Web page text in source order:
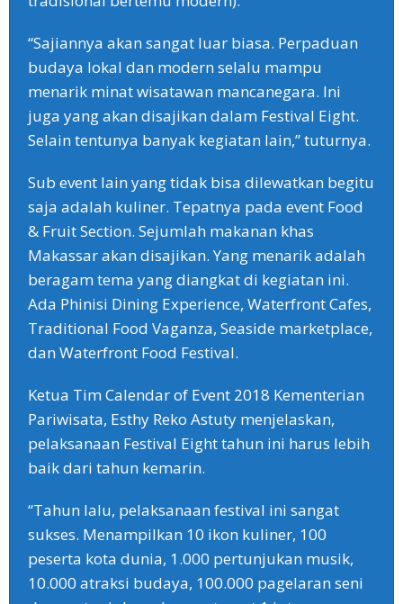
“Sajiannya akan sangat luar biasa. Perpaduan
budaya lokal dan modern selalu mampu
menarik minat wisatawan mancanegara. Ini
juga yang akan disajikan dalam Festival Eight.
Selain tentunya banyak kegiatan lain,” tuturnya.
Sub event lain yang tidak bisa dilewatkan begitu
saja adalah kuliner. Tepatnya pada event Food
& Fruit Section. Sejumlah makanan khas
Makassar akan disajikan. Yang menarik adalah
beragam tema yang diangkat di kegiatan ini.
Ada Phinisi Dining Experience, Waterfront Cafes,
Traditional Food Vaganza, Seaside marketplace,
dan Waterfront Food Festival.
Ketua Tim Calendar of Event 2018 Kementerian
Pariwisata, Esthy Reko Astuty menjelaskan,
pelaksanaan Festival Eight tahun ini harus lebih
baik dari tahun kemarin.
“Tahun lalu, pelaksanaan festival ini sangat
sukses. Menampilkan 10 ikon kuliner, 100
peserta kota dunia, 1.000 pertunjukan musik,
10.000 atraksi budaya, 100.000 pagelaran seni